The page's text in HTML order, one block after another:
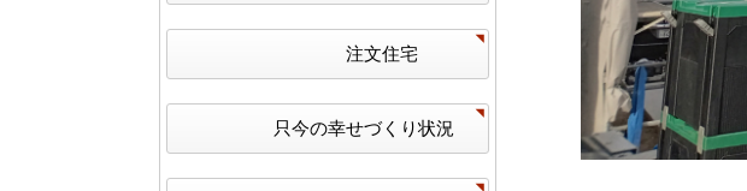
注文住宅
只今の幸せづくり状況